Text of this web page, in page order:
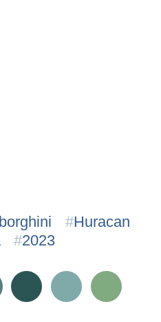
#Huracan
#2023